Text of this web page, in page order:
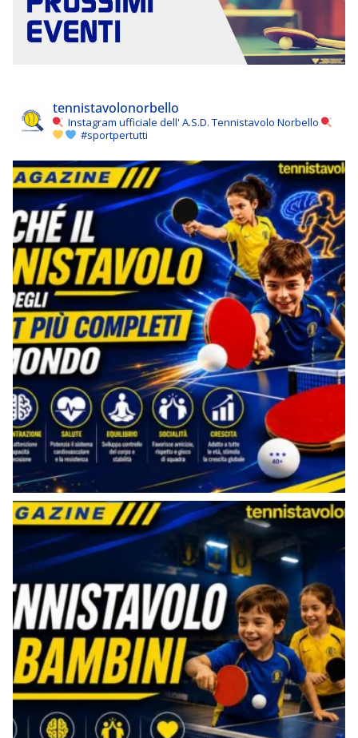
tennistavolonorbello
Instagram ufficiale dell' A.S.D. Tennistavolo Norbello
#sportpertutti